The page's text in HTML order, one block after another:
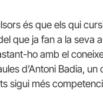
és que els qui
que ja fan a la seva
ho amb el
d’Antoni Badia,
sigui més